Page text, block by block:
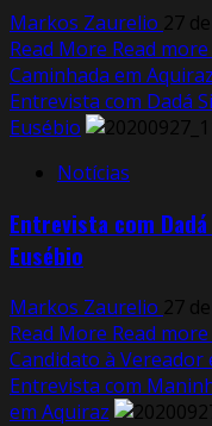
Markos Zaurelio 27
Read More Read
Caminhada em Aquiraz
Entrevista com Dadá
Eusébio
Notícias
Entrevista com
Eusébio
Markos Zaurelio 27
Read More Read
Candidato à Vereador
Entrevista com
em Aquiraz